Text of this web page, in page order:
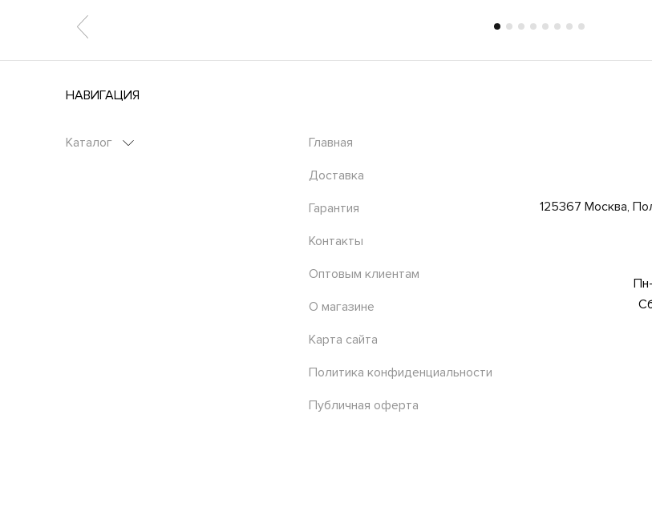
НАВИГАЦИЯ
Каталог Главная
Доставка
Гарантия
Контакты
Оптовым клиентам
О магазине
Карта сайта
Политика конфиденциальности
Публичная оферта
125367 Москва,